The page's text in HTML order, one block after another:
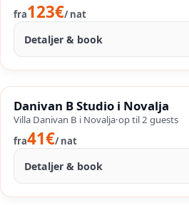
fra123€/nat
Detaljer & book
SALES
OP TIL−24%
Danivan B Studio i Novalja
Villa Danivan B i Novalja·op til2 guests
fra41€/nat
Detaljer & book